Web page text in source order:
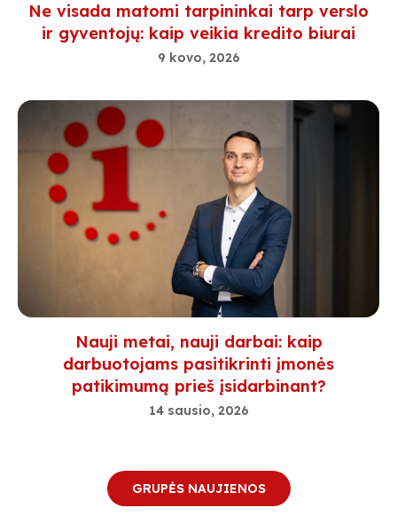
Ne visada matomi tarpininkai tarp verslo
ir gyventojų: kaip veikia kredito biurai
9 kovo, 2026
Nauji metai, nauji darbai: kaip
darbuotojams pasitikrinti įmonės
patikimumą prieš įsidarbinant?
14 sausio, 2026
GRUPĖS NAUJIENOS